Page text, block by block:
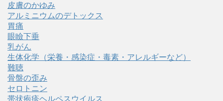
皮膚のかゆみ
アルミニウムのデトックス
胃痛
眼瞼下垂
乳がん
生体化学（栄養・感染症・毒素・アレルギーなど）
難聴
骨盤の歪み
セロトニン
帯状疱疹ヘルペスウイルス